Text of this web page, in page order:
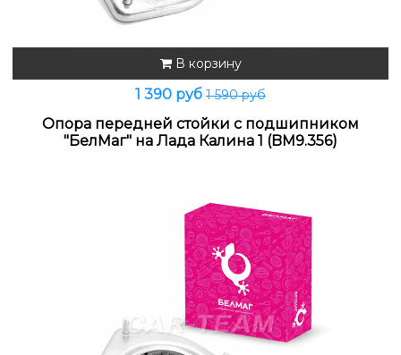
В корзину
1 390 руб 1 590 руб
Опора передней стойки с подшипником
"БелМаг" на Лада Калина 1 (BM9.356)